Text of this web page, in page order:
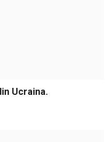
Ucraina.